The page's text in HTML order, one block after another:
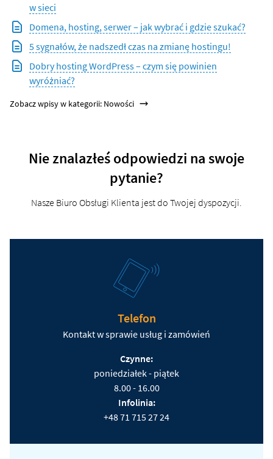
w sieci
Domena, hosting, serwer – jak wybrać i gdzie szukać?
5 sygnałów, że nadszedł czas na zmianę hostingu!
Dobry hosting WordPress – czym się powinien
wyróżniać?
Zobacz wpisy w kategorii: Nowości
Nie znalazłeś odpowiedzi na swoje
pytanie?
Nasze Biuro Obsługi Klienta jest do Twojej dyspozycji.
Telefon
Kontakt w sprawie usług i zamówień
Czynne:
poniedziałek - piątek
8.00 - 16.00
Infolinia:
+48 71 715 27 24